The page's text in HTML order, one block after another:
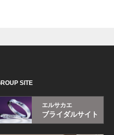
SITE
エルサカエ
ブライダルサイト